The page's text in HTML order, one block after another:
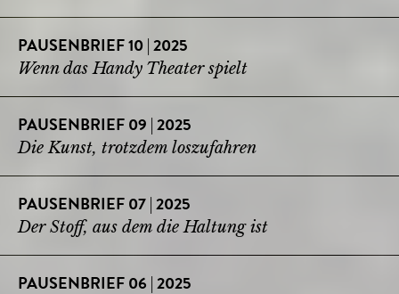
PAUSENBRIEF 10 | 2025
Wenn das Handy Theater spielt
PAUSENBRIEF 09 | 2025
Die Kunst, trotzdem loszufahren
PAUSENBRIEF 07 | 2025
Der Stoff, aus dem die Haltung ist
PAUSENBRIEF 06 | 2025